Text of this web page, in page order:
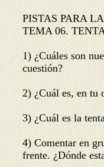
PISTAS PARA
TEMA 06.
1) ¿Cuáles son
cuestión?
2) ¿Cuál es, en tu
3) ¿Cuál es la
4) Comentar en
frente. ¿Dónde